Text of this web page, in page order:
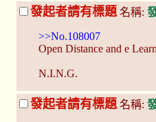
發起者請有標題名稱:
>>No.108007
Open Distance and e
N.I.N.G.
發起者請有標題 名稱: